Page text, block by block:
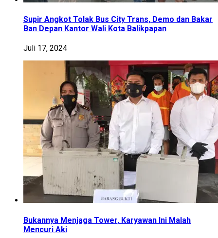
Supir Angkot Tolak Bus City Trans, Demo dan Bakar
Ban Depan Kantor Wali Kota Balikpapan
Juli 17, 2024
Bukannya Menjaga Tower, Karyawan Ini Malah
Mencuri Aki